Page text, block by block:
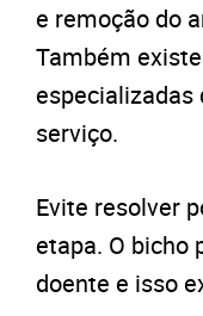
e remoção do
Também
especializadas
serviço.
Evite resolver
etapa. O bicho
doente e isso